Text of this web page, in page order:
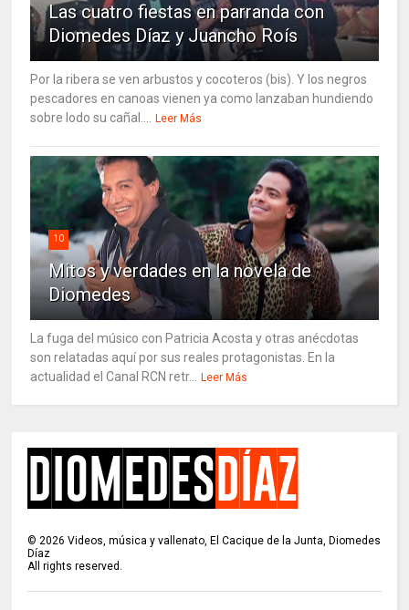
Las cuatro fiestas en parranda con
Diomedes Díaz y Juancho Roís
Por la ribera se ven arbustos y cocoteros (bis). Y los negros
pescadores en canoas vienen ya como lanzaban hundiendo
sobre lodo su cañal.... Leer Más
10
Mitos y verdades en la novela de
Diomedes
La fuga del músico con Patricia Acosta y otras anécdotas
son relatadas aquí por sus reales protagonistas. En la
actualidad el Canal RCN retr... Leer Más
©2026 Videos, música y vallenato, El Cacique de la Junta, Diomedes
Díaz
All rights reserved.